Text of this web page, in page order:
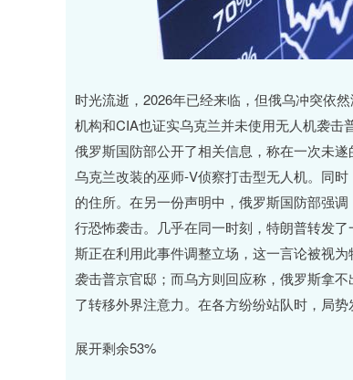
时光流逝，2026年已经来临，但俄乌冲突依
机构和CIA也证实乌克兰并未使用无人机袭击
俄罗斯国防部公开了相关信息，称在一次未
乌克兰改装的巫师-V侦察打击型无人机。同
的住所。在另一份声明中，俄罗斯国防部强
行恐怖袭击。几乎在同一时刻，特朗普转发
斯正在利用此事件调整立场，这一言论被视
袭击普京官邸；而乌方则回应称，俄罗斯拿
了转移外界注意力。在各方纷纷站队时，局
展开剩余53%
深证成指 14311.01